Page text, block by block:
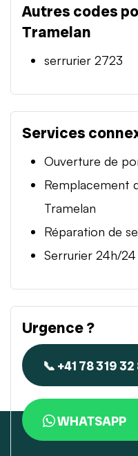
Autres codes
Tramelan
serrurier 2723
Services
Ouverture de
Remplacement
Tramelan
Réparation de
Serrurier 24h/
Urgence ?
📞 +41 78 319 32
WHATSAPP